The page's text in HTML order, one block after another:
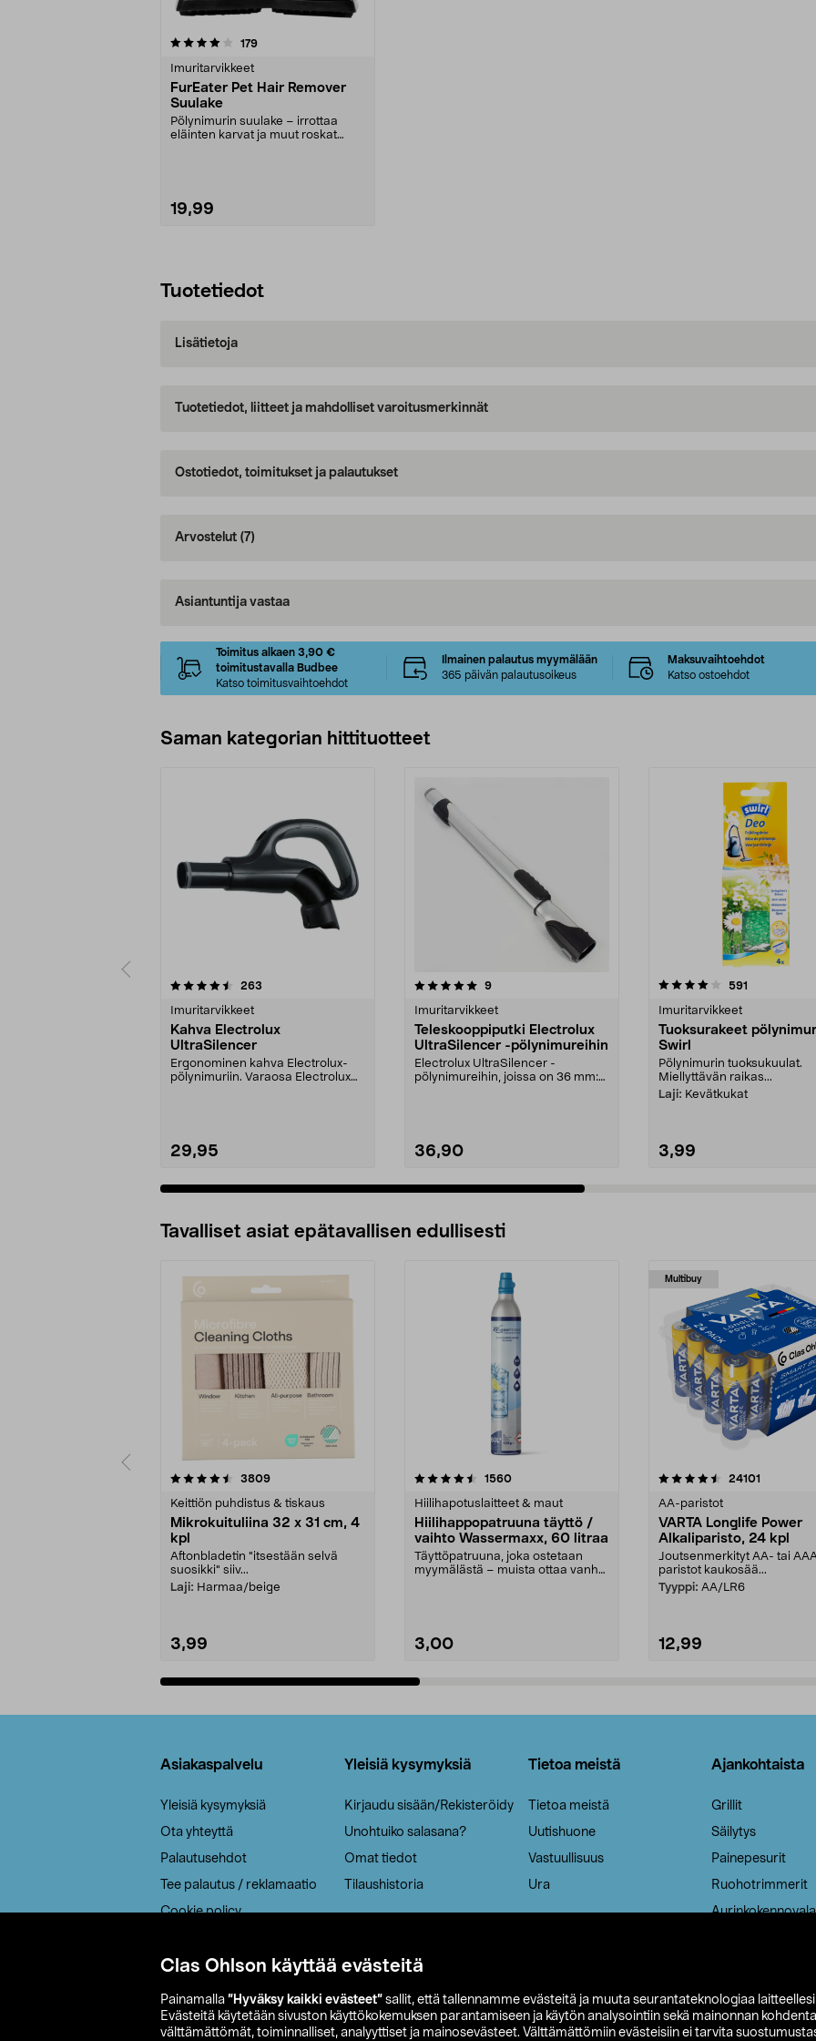
Clas Ohlson käyttää evästeitä
Painamalla ”Hyväksy kaikki evästeet” sallit, että tallennamme evästeitä ja muuta seurantateknologiaa laitteellesi
Evästeitä käytetään sivuston käyttökokemuksen parantamiseen ja käytön analysointiin sekä mainonnan
välttämättömät, toiminnalliset, analyyttiset ja mainosevästeet. Välttämättömiin evästeisiin ei tarvita
179arvostelut
Imuritarvikkeet
FurEater Pet Hair Remover
Suulake
Pölynimurin suulake – irrottaa
eläinten karvat ja muut roskat
19,99
Tuotetiedot
Lisätietoja
Tuotetiedot, liitteet ja mahdolliset varoitusmerkinnät
Ostotiedot, toimitukset ja palautukset
Arvostelut (7)
Asiantuntija vastaa
Toimitus alkaen 3,90 €
toimitustavalla Budbee
Katso toimitusvaihtoehdot
Ilmainen palautus myymälään
365 päivän palautusoikeus
Maksuvaihtoehdot
Katso ostoehdot
Saman kategorian hittituotteet
263
Imuritarvikkeet
Kahva Electrolux
UltraSilencer
Ergonominen kahva Electrolux-
pölynimuriin. Varaosa Electrolux
29,95
5.0 viidestä
9arvostelut
Imuritarvikkeet
Teleskooppiputki Electrolux
UltraSilencer -pölynimureihin
Electrolux UltraSilencer -
pölynimureihin, joissa on 36 mm:n
36,90
4.0 viidestä
591
Imuritarvikkeet
Tuoksurakeet
Swirl
Pölynimurin tuoksukuulat.
Miellyttävän raikas...
Laji: Kevätkukat
3,99
4.5 viidestä
Tavalliset asiat epätavallisen edullisesti
3809arvostelut
Keittiön puhdistus & tiskaus
Mikrokuituliina 32 x 31 cm, 4
kpl
Aftonbladetin "itsestään selvä
suosikki" siiv...
Laji: Harmaa/beige
3,99
4.5viidestä
1560arvostelut
Hiilihapotuslaitteet & maut
Hiilihappopatruuna täyttö /
vaihto Wassermaxx, 60 litraa
Täyttöpatruuna, joka ostetaan
myymälästä – muista ottaa vanha
3,00
Multibuy
4.5viidestä
24101
AA-paristot
VARTA Longlife Power
Alkaliparisto, 24 kpl
Joutsenmerkityt AA- tai
paristot kaukosää...
Tyyppi: AA/LR6
12,99
4.5viidestä
Asiakaspalvelu
Yleisiä kysymyksiä
Ota yhteyttä
Palautusehdot
Tee palautus / reklamaatio
Cookie policy
Saavutettavuus
Yleisiä kysymyksiä
Kirjaudu sisään/Rekisteröidy
Unohtuiko salasana?
Omat tiedot
Tilaushistoria
Tietoa meistä
Tietoa meistä
Uutishuone
Vastuullisuus
Ura
Ajankohtaista
Grillit
Säilytys
Painepesurit
Ruohotrimmerit